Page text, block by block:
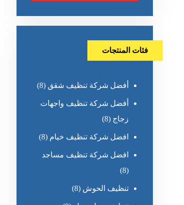
فئات المنتجات
أفضل شركة تنظيف شقق (8)
أفضل شركة تنظيف واجهات
زجاج (8)
افضل شركة تنظيف خيام (8)
افضل شركة تنظيف مساجد
(8)
تنظيف الحوش (8)